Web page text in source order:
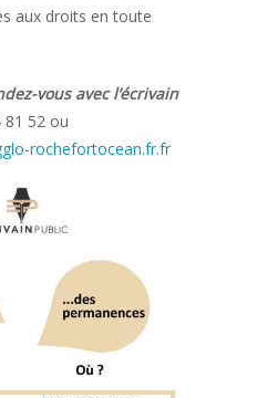
aux droits en toute
vous avec l’écrivain
52 ou
rochefortocean.fr.fr